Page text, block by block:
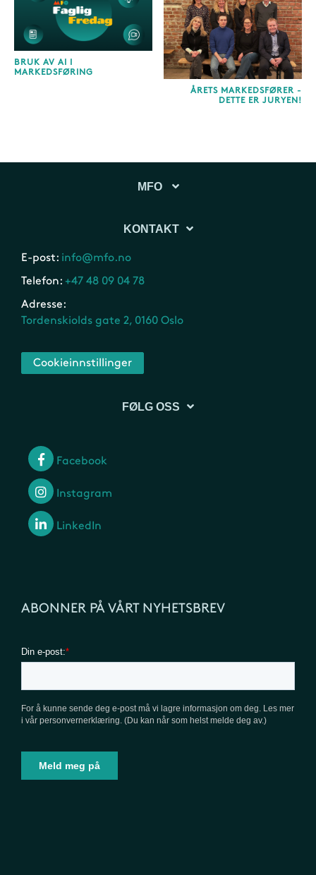
BRUK AV AI I
MARKEDSFØRING
ÅRETS MARKEDSFØRER -
DETTE ER JURYEN!
MFO
KONTAKT
E-post: info@mfo.no
Telefon: +47 48 09 04 78
Adresse:
Tordenskiolds gate 2, 0160 Oslo
Cookieinnstillinger
FØLG OSS
Facebook
Instagram
LinkedIn
ABONNER PÅ VÅRT NYHETSBREV